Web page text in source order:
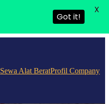
Sewa Alat BeratProfil Company
Got it!
X